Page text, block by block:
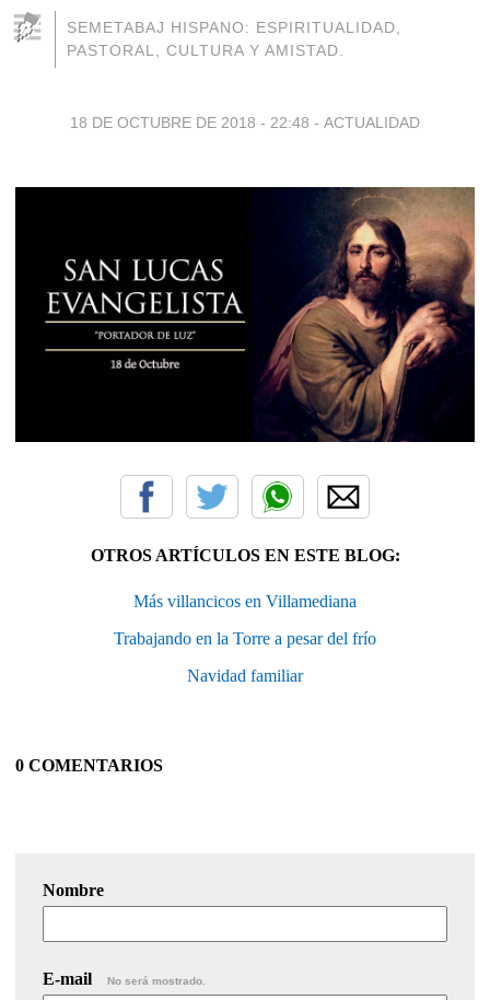
SEMETABAJ HISPANO: ESPIRITUALIDAD,
PASTORAL, CULTURA Y AMISTAD.
18 DE OCTUBRE DE 2018 - 22:48 - ACTUALIDAD
OTROS ARTÍCULOS EN ESTE BLOG:
Más villancicos en Villamediana
Trabajando en la Torre a pesar del frío
Navidad familiar
0 COMENTARIOS
Nombre
E-mail No será mostrado.